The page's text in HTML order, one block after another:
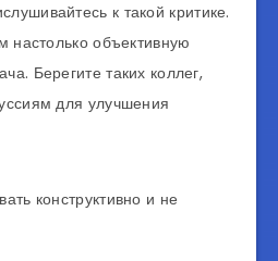
к такой критике.
настолько объективную
Берегите таких коллег,
для улучшения
конструктивно и не